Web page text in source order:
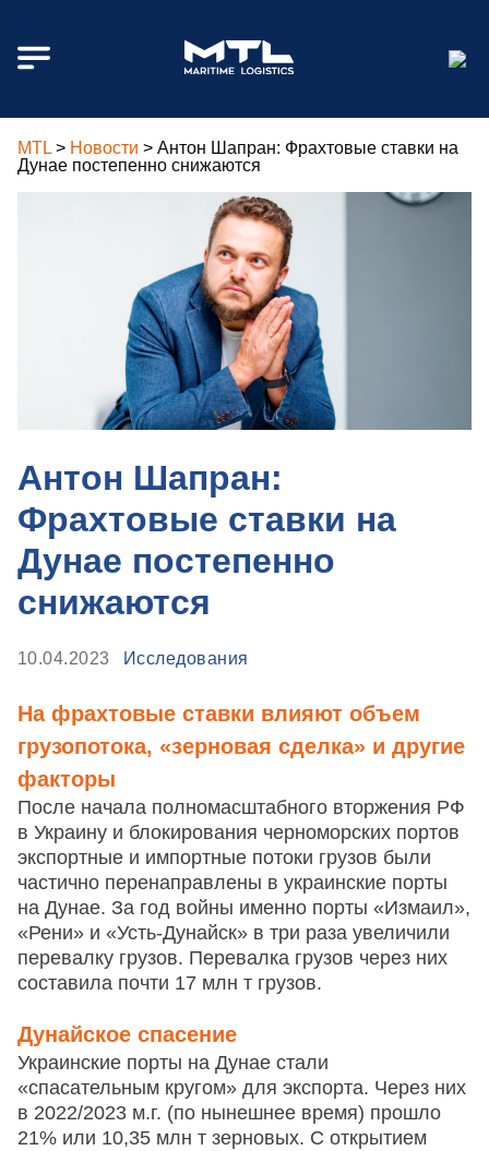
MTL > Новости > Антон Шапран: Фрахтовые ставки на
Дунае постепенно снижаются
Антон Шапран:
Фрахтовые ставки на
Дунае постепенно
снижаются
10.04.2023 Исследования
На фрахтовые ставки влияют объем
грузопотока, «зерновая сделка» и другие
факторы
После начала полномасштабного вторжения РФ
в Украину и блокирования черноморских портов
экспортные и импортные потоки грузов были
частично перенаправлены в украинские порты
на Дунае. За год войны именно порты «Измаил»,
«Рени» и «Усть-Дунайск» в три раза увеличили
перевалку грузов. Перевалка грузов через них
составила почти 17 млн т грузов.
Дунайское спасение
Украинские порты на Дунае стали
«спасательным кругом» для экспорта. Через них
в 2022/2023 м.г. (по нынешнее время) прошло
21% или 10,35 млн т зерновых. С открытием